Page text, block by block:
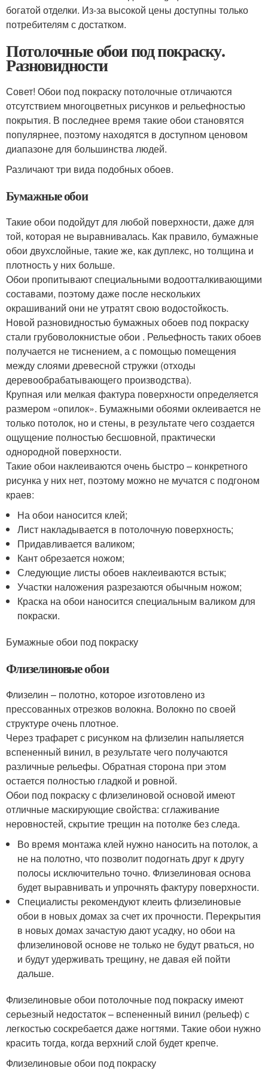
богатой отделки. Из-за высокой цены доступны только
потребителям с достатком.
Потолочные обои под покраску.
Разновидности
Совет! Обои под покраску потолочные отличаются
отсутствием многоцветных рисунков и рельефностью
покрытия. В последнее время такие обои становятся
популярнее, поэтому находятся в доступном ценовом
диапазоне для большинства людей.
Различают три вида подобных обоев.
Бумажные обои
Такие обои подойдут для любой поверхности, даже для
той, которая не выравнивалась. Как правило, бумажные
обои двухслойные, такие же, как дуплекс, но толщина и
плотность у них больше.
Обои пропитывают специальными водоотталкивающими
составами, поэтому даже после нескольких
окрашиваний они не утратят свою водостойкость.
Новой разновидностью бумажных обоев под покраску
стали грубоволокнистые обои . Рельефность таких обоев
получается не тиснением, а с помощью помещения
между слоями древесной стружки (отходы
деревообрабатывающего производства).
Крупная или мелкая фактура поверхности определяется
размером «опилок». Бумажными обоями оклеивается не
только потолок, но и стены, в результате чего создается
ощущение полностью бесшовной, практически
однородной поверхности.
Такие обои наклеиваются очень быстро – конкретного
рисунка у них нет, поэтому можно не мучатся с подгоном
краев:
На обои наносится клей;
Лист накладывается в потолочную поверхность;
Придавливается валиком;
Кант обрезается ножом;
Следующие листы обоев наклеиваются встык;
Участки наложения разрезаются обычным ножом;
Краска на обои наносится специальным валиком для
покраски.
Бумажные обои под покраску
Флизелиновые обои
Флизелин – полотно, которое изготовлено из
прессованных отрезков волокна. Волокно по своей
структуре очень плотное.
Через трафарет с рисунком на флизелин напыляется
вспененный винил, в результате чего получаются
различные рельефы. Обратная сторона при этом
остается полностью гладкой и ровной.
Обои под покраску с флизелиновой основой имеют
отличные маскирующие свойства: сглаживание
неровностей, скрытие трещин на потолке без следа.
Во время монтажа клей нужно наносить на потолок, а
не на полотно, что позволит подогнать друг к другу
полосы исключительно точно. Флизелиновая основа
будет выравнивать и упрочнять фактуру поверхности.
Специалисты рекомендуют клеить флизелиновые
обои в новых домах за счет их прочности. Перекрытия
в новых домах зачастую дают усадку, но обои на
флизелиновой основе не только не будут рваться, но
и будут удерживать трещину, не давая ей пойти
дальше.
Флизелиновые обои потолочные под покраску имеют
серьезный недостаток – вспененный винил (рельеф) с
легкостью соскребается даже ногтями. Такие обои нужно
красить тогда, когда верхний слой будет крепче.
Флизелиновые обои под покраску